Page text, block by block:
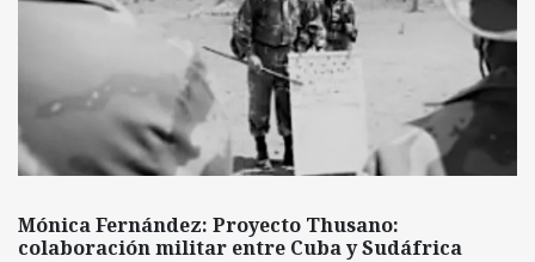
Mónica Fernández: Proyecto Thusano:
colaboración militar entre Cuba y Sudáfrica